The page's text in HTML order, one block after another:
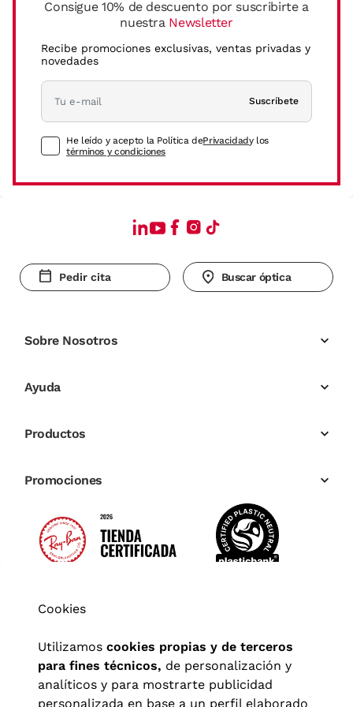
Consigue 10% de descuento por suscribirte a
nuestra Newsletter
Recibe promociones exclusivas, ventas privadas y
novedades
Suscríbete
He leído y acepto la Política dePrivacidady los
términos y condiciones
Pedir cita Buscar óptica
Sobre Nosotros
Ayuda
Productos
Promociones
Cookies
Utilizamos cookies propias y de terceros
para fines técnicos, de personalización y
analíticos y para mostrarte publicidad
personalizada en base a un perfil elaborado